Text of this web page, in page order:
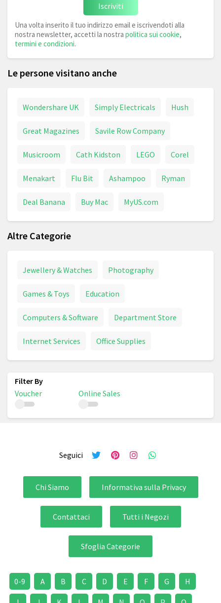
Iscriviti
Una volta inserito il tuo indirizzo email e iscrivendoti alla
nostra newsletter, accetti la nostra politica sui cookie,
termini e condizioni.
Le persone visitano anche
Wondershare UK Simply Electricals Hush
Great Magazines Savile Row Company
Musicroom Cath Kidston LEGO Corel
Menakart Flu Bit Ashampoo Ryman
Deal Banana Buy Mac MyUS.com
Altre Categorie
Jewellery & Watches Photography
Games & Toys Education
Computers & Software Department Store
Internet Services Office Supplies
Voucher Online Sales
Seguici
Chi Siamo Informativa sulla Privacy
Contattaci Tutti i Negozi
Sfoglia Categorie
0-9 A B C D E F G H